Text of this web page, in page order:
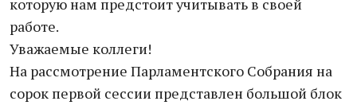
которую нам предстоит учитывать в своей
работе.
Уважаемые коллеги!
На рассмотрение Парламентского Собрания на
сорок первой сессии представлен большой блок